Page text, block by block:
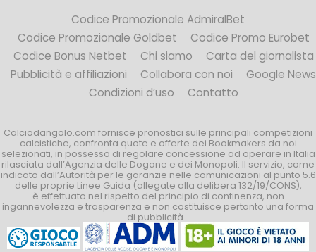
Codice Promozionale AdmiralBet
Codice Promozionale Goldbet
Codice Promo Eurobet
Codice Bonus Netbet
Chi siamo
Carta del giornalista
Pubblicità e affiliazioni
Collabora con noi
Google News
Condizioni d’uso
Contatto
Calciodangolo.com fornisce pronostici sulle principali competizioni
calcistiche, confronta quote e offerte dei Bookmakers da noi
selezionati, in possesso di regolare concessione ad operare in Italia
rilasciata dall’Agenzia delle Dogane e dei Monopoli. Il servizio, come
indicato dall’Autorità per le garanzie nelle comunicazioni al punto 5.6
delle proprie Linee Guida (allegate alla delibera 132/19/CONS),
è effettuato nel rispetto del principio di continenza, non
ingannevolezza e trasparenza e non costituisce pertanto una forma
di pubblicità.